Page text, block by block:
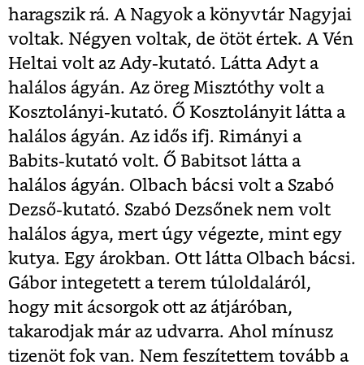
haragszik rá. A Nagyok a könyvtár Nagyjai
voltak. Négyen voltak, de ötöt értek. A Vén
Heltai volt az Ady-kutató. Látta Adyt a
halálos ágyán. Az öreg Misztóthy volt a
Kosztolányi-kutató. Ő Kosztolányit látta a
halálos ágyán. Az idős ifj. Rimányi a
Babits-kutató volt. Ő Babitsot látta a
halálos ágyán. Olbach bácsi volt a Szabó
Dezső-kutató. Szabó Dezsőnek nem volt
halálos ágya, mert úgy végezte, mint egy
kutya. Egy árokban. Ott látta Olbach bácsi.
Gábor integetett a terem túloldaláról,
hogy mit ácsorgok ott az átjáróban,
takarodjak már az udvarra. Ahol mínusz
tizenöt fok van. Nem feszítettem tovább a